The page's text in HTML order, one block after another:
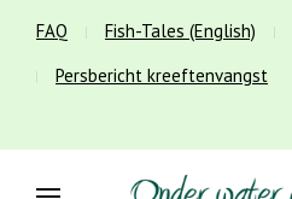
FAQ Fish-Tales (English)
Persbericht kreeftenvangst